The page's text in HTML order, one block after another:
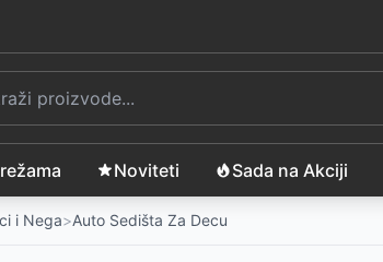
Noviteti Sada na Akciji
i Nega>Auto Sedišta Za Decu